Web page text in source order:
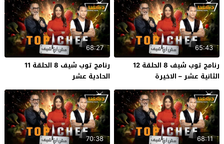
65:43
رنامج توب شيف 8 الحلقة 12
الثانية عشر – الاخيرة
68:27
رنامج توب شيف 8 الحلقة 11
الحادية عشر
68:11
70:38